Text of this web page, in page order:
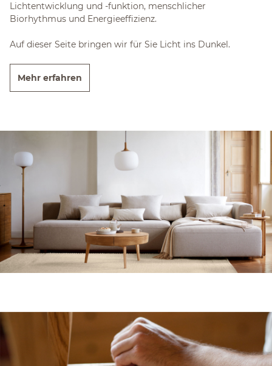
Lichtentwicklung und -funktion, menschlicher
Biorhythmus und Energieeffizienz.
Auf dieser Seite bringen wir für Sie Licht ins Dunkel.
Mehr erfahren